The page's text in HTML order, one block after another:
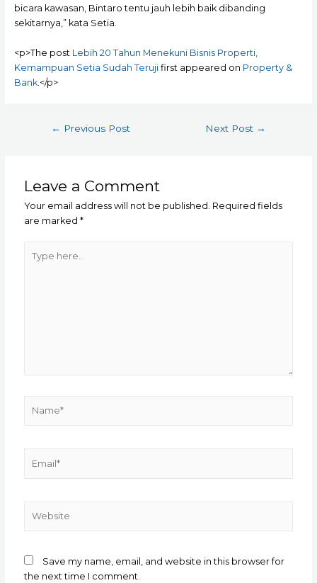
bicara kawasan, Bintaro tentu jauh lebih baik dibanding
sekitarnya,” kata Setia.
<p>The post Lebih 20 Tahun Menekuni Bisnis Properti,
Kemampuan Setia Sudah Terujifirst appeared on Property &
Bank.</p>
← Previous Post Next Post →
Leave a Comment
Your email address will not be published. Required fields
are marked*
here..
Save my name, email, and website in this browser for
the next time I comment.